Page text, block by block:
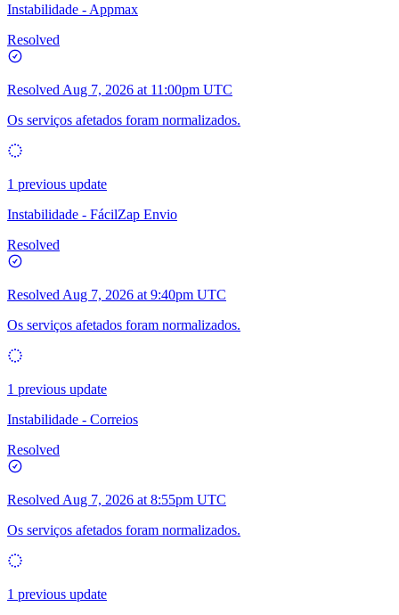
Instabilidade - Appmax
Resolved
Resolved Aug 7, 2026 at 11:00pm UTC
Os serviços afetados foram normalizados.
1 previous update
Instabilidade - FácilZap Envio
Resolved
Resolved Aug 7, 2026 at 9:40pm UTC
Os serviços afetados foram normalizados.
1 previous update
Instabilidade - Correios
Resolved
Resolved Aug 7, 2026 at 8:55pm UTC
Os serviços afetados foram normalizados.
1 previous update